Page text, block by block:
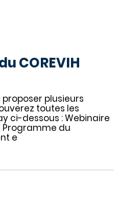
COREVIH
proposer plusieurs
toutes les
ci-dessous : Webinaire
Programme du
e